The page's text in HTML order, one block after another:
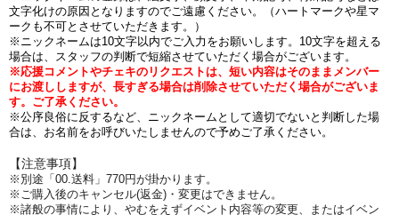
文字化けの原因となりますのでご遠慮ください。（ハートマークや星マ
ークも不可とさせていただきます。）
※ニックネームは10文字以内でご入力をお願いします。10文字を超える
場合は、スタッフの判断で短縮させていただく場合がございます。
※応援コメントやチェキのリクエストは、短い内容はそのままメンバー
にお渡ししますが、長すぎる場合は削除させていただく場合がございま
す。ご了承ください。
※公序良俗に反するなど、ニックネームとして適切でないと判断した場
合は、お名前をお呼びいたしませんので予めご了承ください。
【注意事項】
※別途「00.送料」770円が掛かります。
※ご購入後のキャンセル(返金)・変更はできません。
※諸般の事情により、やむをえずイベント内容等の変更、またはイベン